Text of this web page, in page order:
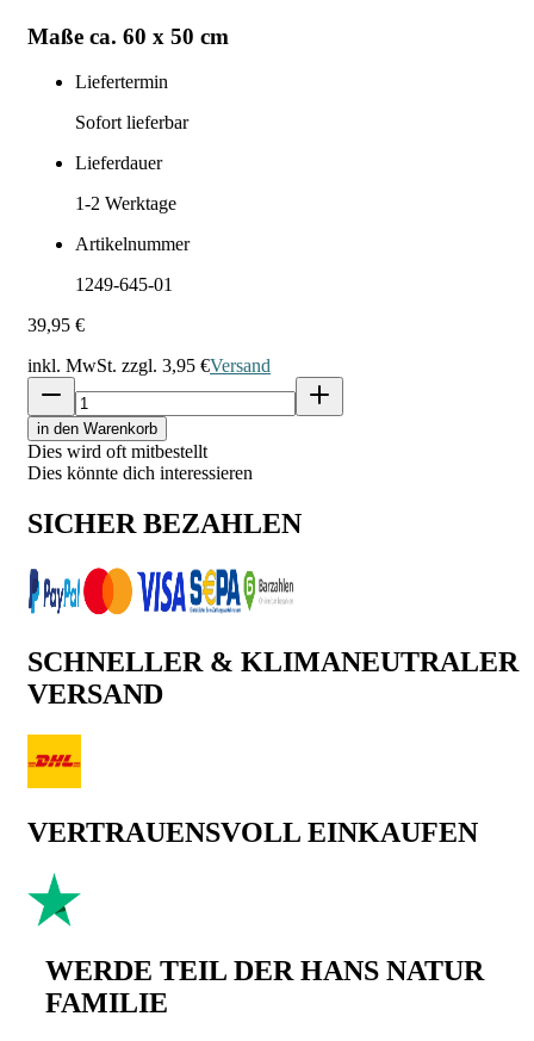
Maße ca. 60 x 50 cm
Liefertermin
Sofort lieferbar
Lieferdauer
1-2 Werktage
Artikelnummer
1249-645-01
39,95 €
inkl. MwSt. zzgl. 3,95 €Versand
in den Warenkorb
Dies wird oft mitbestellt
Dies könnte dich interessieren
SICHER BEZAHLEN
SCHNELLER & KLIMANEUTRALER
VERSAND
VERTRAUENSVOLL EINKAUFEN
WERDE TEIL DER HANS NATUR
FAMILIE